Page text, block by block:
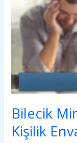
Bilecik
Kişilik
Çok
Yönlü
Envanteri
(MMPI)
Rehberi